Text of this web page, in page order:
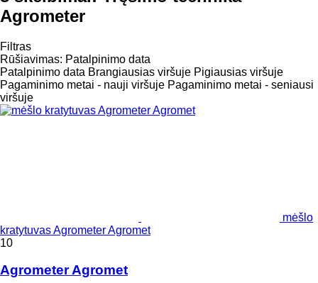
Agrometer
Filtras
Rūšiavimas: Patalpinimo data
Patalpinimo data Brangiausias viršuje Pigiausias viršuje
Pagaminimo metai - nauji viršuje Pagaminimo metai - seniausi
viršuje
mėšlo
kratytuvas Agrometer Agromet
10
Agrometer Agromet